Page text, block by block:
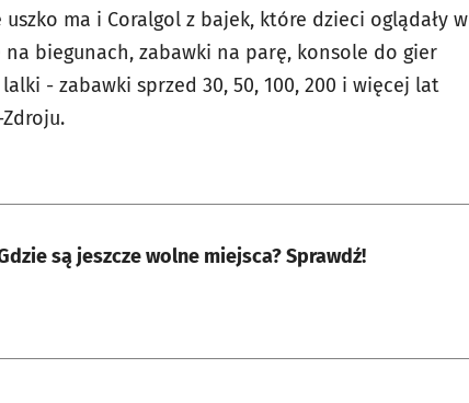
ma i Coralgol z bajek, które dzieci oglądały w
biegunach, zabawki na parę, konsole do gier
- zabawki sprzed 30, 50, 100, 200 i więcej lat
są jeszcze wolne miejsca? Sprawdź!